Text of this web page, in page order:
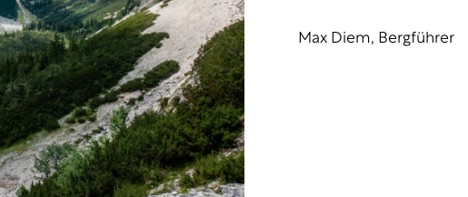
Max Diem, Bergführer